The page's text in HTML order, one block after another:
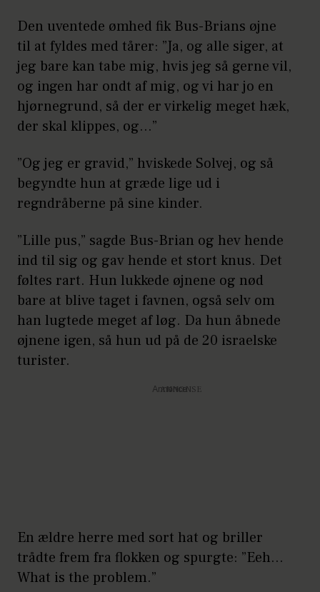
Den uventede ømhed fik Bus-Brians øjne
til at fyldes med tårer: ”Ja, og alle siger, at
jeg bare kan tabe mig, hvis jeg så gerne vil,
og ingen har ondt af mig, og vi har jo en
hjørnegrund, så der er virkelig meget hæk,
der skal klippes, og…”
”Og jeg er gravid,” hviskede Solvej, og så
begyndte hun at græde lige ud i
regndråberne på sine kinder.
”Lille pus,” sagde Bus-Brian og hev hende
ind til sig og gav hende et stort knus. Det
føltes rart. Hun lukkede øjnene og nød
bare at blive taget i favnen, også selv om
han lugtede meget af løg. Da hun åbnede
øjnene igen, så hun ud på de 20 israelske
turister.
Annonce
En ældre herre med sort hat og briller
trådte frem fra flokken og spurgte: ”Eeh…
What is the problem.”